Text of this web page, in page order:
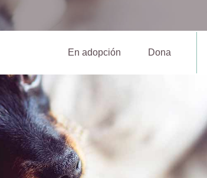
En adopción (current)Dona